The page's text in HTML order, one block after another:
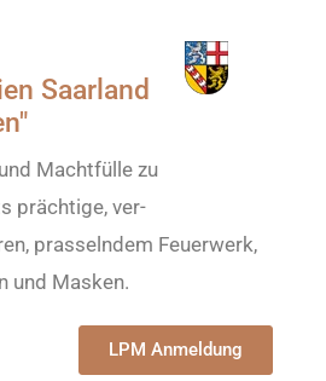
Saarland
Macht­fülle zu
prächtige, ver­
prasselndem Feuerwerk,
und Masken.
LPM Anmeldung